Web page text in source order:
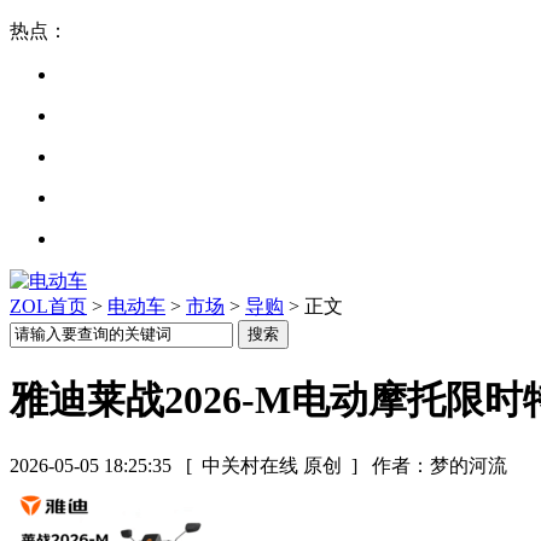
热点：
ZOL首页 > 电动车 > 市场 > 导购 > 正文
雅迪莱战2026-M电动摩托限时
2026-05-05 18:25:35 [ 中关村在线 原创 ] 作者：梦的河流